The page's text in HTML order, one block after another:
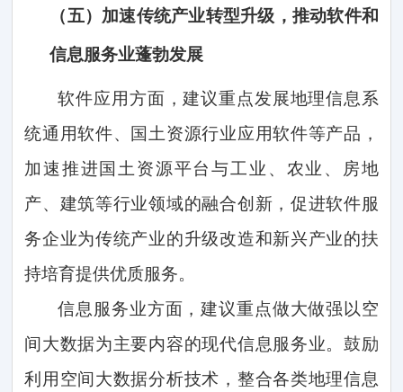
（五） 加速传统产业转型升级，推动软件和
信息服务业蓬勃发展
软件应用方面，建议重点发展地理信息系
统通用软件、国土资源行业应用软件等产品，
加速推进国土资源平台与工业、农业、房地
产、建筑等行业领域的融合创新，促进软件服
务企业为传统产业的升级改造和新兴产业的扶
持培育提供优质服务。
信息服务业方面，建议重点做大做强以空
间大数据为主要内容的现代信息服务业。鼓励
利用空间大数据分析技术，整合各类地理信息